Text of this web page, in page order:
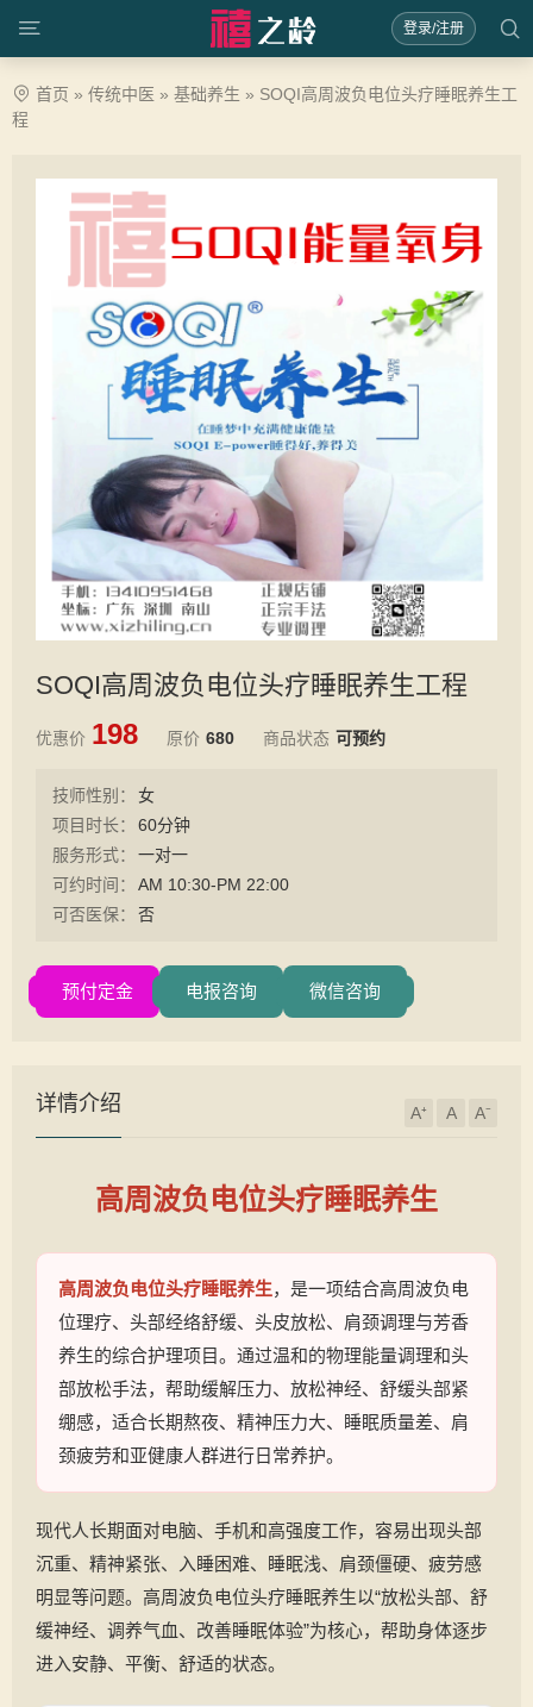
登录/注册
首页 » 传统中医 » 基础养生 » SOQI高周波负电位头疗睡眠养生工
程
SOQI高周波负电位头疗睡眠养生工程
优惠价 198 原价 680 商品状态 可预约
技师性别：
女
项目时长：
60分钟
服务形式：
一对一
可约时间：
AM 10:30-PM 22:00
可否医保：
否
预付定金 电报咨询 微信咨询
详情介绍 A⁺ A A⁻
高周波负电位头疗睡眠养生
高周波负电位头疗睡眠养生，是一项结合高周波负电
位理疗、头部经络舒缓、头皮放松、肩颈调理与芳香
养生的综合护理项目。通过温和的物理能量调理和头
部放松手法，帮助缓解压力、放松神经、舒缓头部紧
绷感，适合长期熬夜、精神压力大、睡眠质量差、肩
颈疲劳和亚健康人群进行日常养护。
现代人长期面对电脑、手机和高强度工作，容易出现头部
沉重、精神紧张、入睡困难、睡眠浅、肩颈僵硬、疲劳感
明显等问题。高周波负电位头疗睡眠养生以“放松头部、舒
缓神经、调养气血、改善睡眠体验”为核心，帮助身体逐步
进入安静、平衡、舒适的状态。